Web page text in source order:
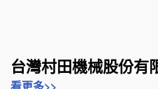
台灣村田機械股份有